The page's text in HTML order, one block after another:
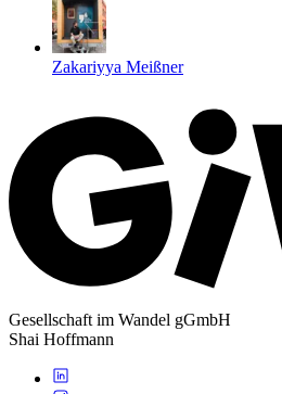
Zakariyya Meißner
Gesellschaft im Wandel gGmbH
Shai Hoffmann